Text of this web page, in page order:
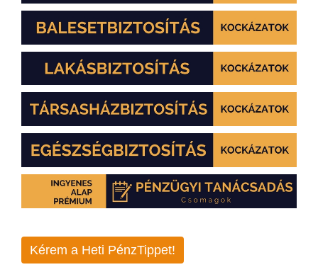
Kérem a Heti PénzTippet!